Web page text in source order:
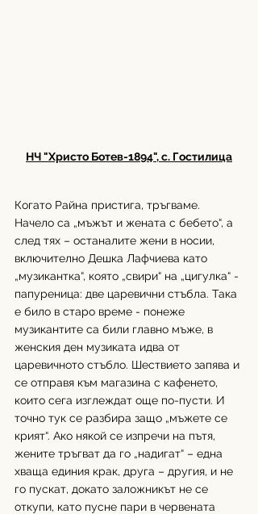
НЧ "Христо Ботев-1894", с. Гостилица
Когато Райна пристига, тръгваме.
Начело са „мъжът и жената с бебето“, а
след тях – останалите жени в носии,
включително Дешка Лафчиева като
„музикантка“, която „свири“ на „цигулка“ -
папуреница: две царевични стъбла. Така
е било в старо време - понеже
музикантите са били главно мъже, в
женския ден музиката идва от
царевичното стъбло. Шествието запява и
се отправя към магазина с кафенето,
които сега изглеждат още по-пусти. И
точно тук се разбира защо „мъжете се
крият“. Ако някой се изпречи на пътя,
жените тръгват да го „надигат“ – една
хваща единия крак, друга – другия, и не
го пускат, докато заложникът не се
откупи, като пусне пари в червената